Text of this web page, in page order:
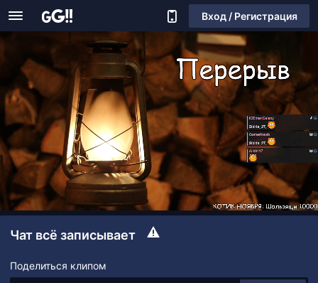
Вход / Регистрация
Чат всё записывает
Поделиться клипом